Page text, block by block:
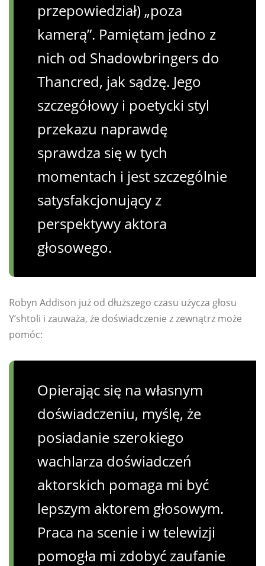
przepowiedział) „poza
kamerą”. Pamiętam jedno z
nich od Shadowbringers do
Thancred, jak sądzę. Jego
szczegółowy i poetycki styl
przekazu naprawdę
sprawdza się w tych
momentach i jest szczególnie
satysfakcjonujący z
perspektywy aktora
głosowego.
Robyn Addison już od dłuższego czasu użycza głosu
Y’shtoli i zauważa, że ​​doświadczenie z zewnątrz może
pomóc:
Opierając się na własnym
doświadczeniu, myślę, że
posiadanie szerokiego
wachlarza doświadczeń
aktorskich pomaga mi być
lepszym aktorem głosowym.
Praca na scenie i w telewizji
pomogła mi zdobyć zaufanie